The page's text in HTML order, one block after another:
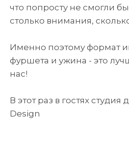
что попросту не смогли
столько внимания,
Именно поэтому формат
фуршета и ужина - это
нас!
В этот раз в гостях студия
Design